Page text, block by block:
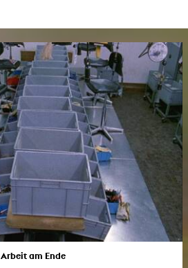
Arbeit am Ende